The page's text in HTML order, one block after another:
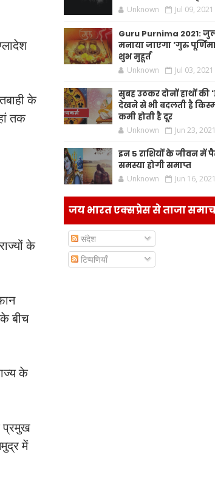
के
तक
के
बीच
के
प्रमुख
में
Unknown Jul 09, 2021
Guru Purnima 2021:
मनाया जाएगा 'गुरु
शुभ मुहूर्त
Unknown Jul 03, 2021
सुबह उठकर दोनों हाथों की
देखने से भी बदलती है
कमी होती है दूर
Unknown Jun 23, 2021
इन 5 राशियों के जीवन में
समस्या होगी समाप्त
Unknown Jun 16, 2021
जय भारत एक्सप्रेस से ताजा
संदेश
टिप्पणियाँ